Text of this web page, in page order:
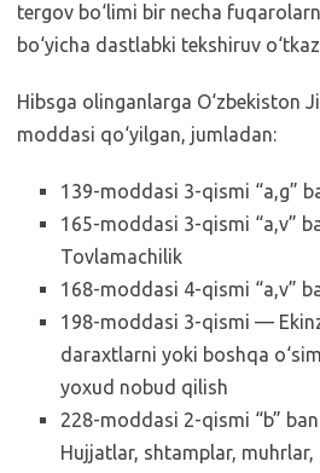
tergov bo‘limi bir necha
bo‘yicha dastlabki tekshiruv
Hibsga olinganlarga O‘zbekiston
moddasi qo‘yilgan, jumladan:
139-moddasi 3-qismi “a,g”
165-moddasi 3-qismi “a,v”
Tovlamachilik
168-moddasi 4-qismi “a,v”
198-moddasi 3-qismi —
daraxtlarni yoki boshqa
yoxud nobud qilish
228-moddasi 2-qismi “b”
Hujjatlar, shtamplar,